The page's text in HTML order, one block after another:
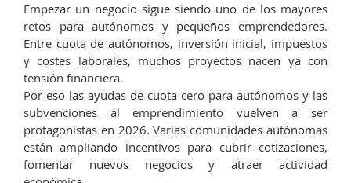
Empezar un negocio sigue siendo uno de los mayores
retos para autónomos y pequeños emprendedores.
Entre cuota de autónomos, inversión inicial, impuestos
y costes laborales, muchos proyectos nacen ya con
tensión financiera.
Por eso las ayudas de cuota cero para autónomos y las
subvenciones al emprendimiento vuelven a ser
protagonistas en 2026. Varias comunidades autónomas
están ampliando incentivos para cubrir cotizaciones,
fomentar nuevos negocios y atraer actividad